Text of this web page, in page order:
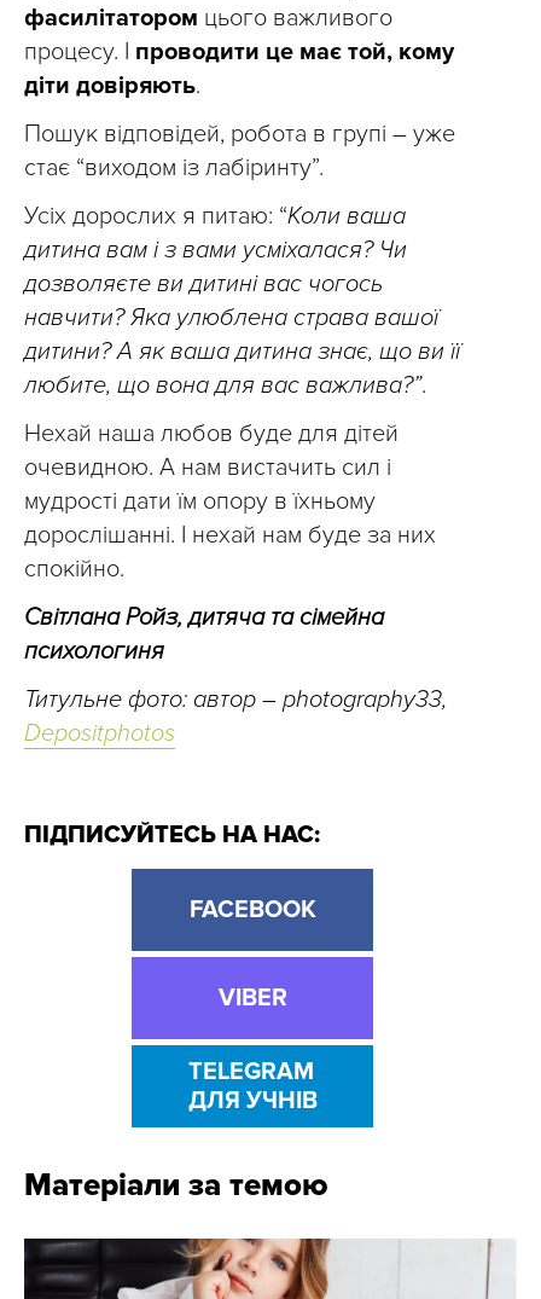
фасилітатором цього важливого
процесу. І проводити це має той, кому
діти довіряють.
Пошук відповідей, робота в групі – уже
стає “виходом із лабіринту”.
Усіх дорослих я питаю: “Коли ваша
дитина вам і з вами усміхалася? Чи
дозволяєте ви дитині вас чогось
навчити? Яка улюблена страва вашої
дитини? А як ваша дитина знає, що ви її
любите, що вона для вас важлива?”.
Нехай наша любов буде для дітей
очевидною. А нам вистачить сил і
мудрості дати їм опору в їхньому
дорослішанні. І нехай нам буде за них
спокійно.
Світлана Ройз, дитяча та сімейна
психологиня
Титульне фото: автор – photography33,
Depositphotos
ПІДПИСУЙТЕСЬ НА НАС:
FACEBOOK
VIBER
TELEGRAM
ДЛЯ УЧНІВ
Матеріали за темою